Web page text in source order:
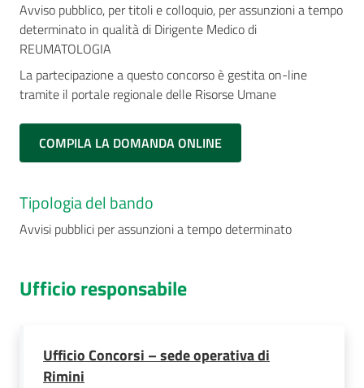
Avviso pubblico, per titoli e colloquio, per assunzioni a tempo
determinato in qualità di Dirigente Medico di
REUMATOLOGIA
La partecipazione a questo concorso è gestita on-line
tramite il portale regionale delle Risorse Umane
COMPILA LA DOMANDA ONLINE
Tipologia del bando
Avvisi pubblici per assunzioni a tempo determinato
Ufficio responsabile
Ufficio Concorsi – sede operativa di
Rimini